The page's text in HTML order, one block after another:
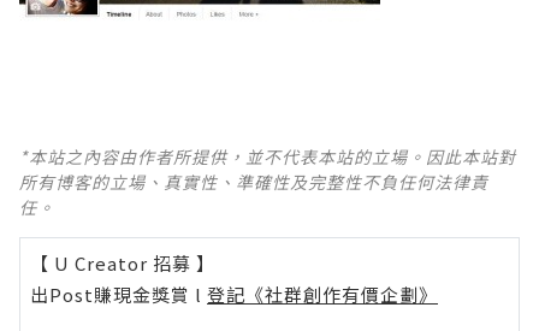
*本站之內容由作者所提供，並不代表本站的立場。因此本站對
所有博客的立場、真實性、準確性及完整性不負任何法律責
任。
【 U Creator 招募 】
出Post賺現金獎賞 l 登記《社群創作有價企劃》